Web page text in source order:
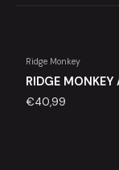
Ridge Monkey
RIDGE MONKEY
€40,99